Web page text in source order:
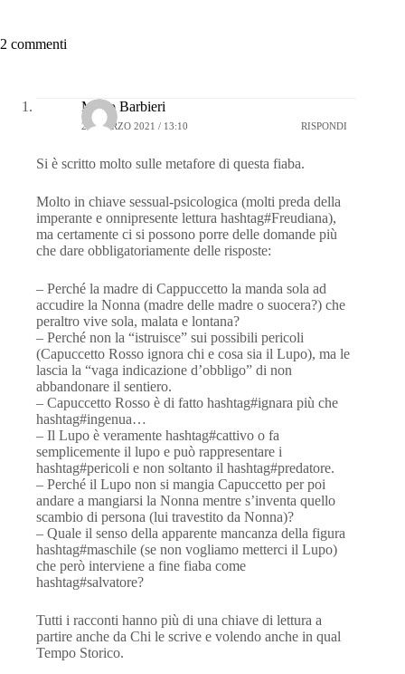
2 commenti
Mario Barbieri
22 MARZO 2021 / 13:10 RISPONDI
Si è scritto molto sulle metafore di questa fiaba.
Molto in chiave sessual-psicologica (molti preda della
imperante e onnipresente lettura hashtag#Freudiana),
ma certamente ci si possono porre delle domande più
che dare obbligatoriamente delle risposte:
– Perché la madre di Cappuccetto la manda sola ad
accudire la Nonna (madre delle madre o suocera?) che
peraltro vive sola, malata e lontana?
– Perché non la “istruisce” sui possibili pericoli
(Capuccetto Rosso ignora chi e cosa sia il Lupo), ma le
lascia la “vaga indicazione d’obbligo” di non
abbandonare il sentiero.
– Capuccetto Rosso è di fatto hashtag#ignara più che
hashtag#ingenua…
– Il Lupo è veramente hashtag#cattivo o fa
semplicemente il lupo e può rappresentare i
hashtag#pericoli e non soltanto il hashtag#predatore.
– Perché il Lupo non si mangia Capuccetto per poi
andare a mangiarsi la Nonna mentre s’inventa quello
scambio di persona (lui travestito da Nonna)?
– Quale il senso della apparente mancanza della figura
hashtag#maschile (se non vogliamo metterci il Lupo)
che però interviene a fine fiaba come
hashtag#salvatore?
Tutti i racconti hanno più di una chiave di lettura a
partire anche da Chi le scrive e volendo anche in qual
Tempo Storico.